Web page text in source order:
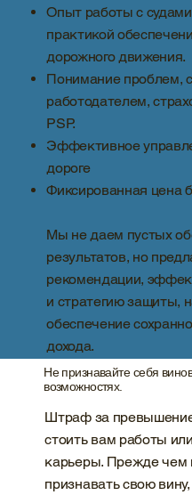
Опыт работы с
практикой
дорожного движения.
Понимание проблем,
работодателем,
PSP.
Эффективное
дороге
Фиксированная цена
Мы не даем пустых
результатов, но
рекомендации,
и стратегию защиты,
обеспечение
дохода.
Не признавайте себя
возможностях.
Штраф за
стоить вам работы
карьеры. Прежде чем
признавать свою